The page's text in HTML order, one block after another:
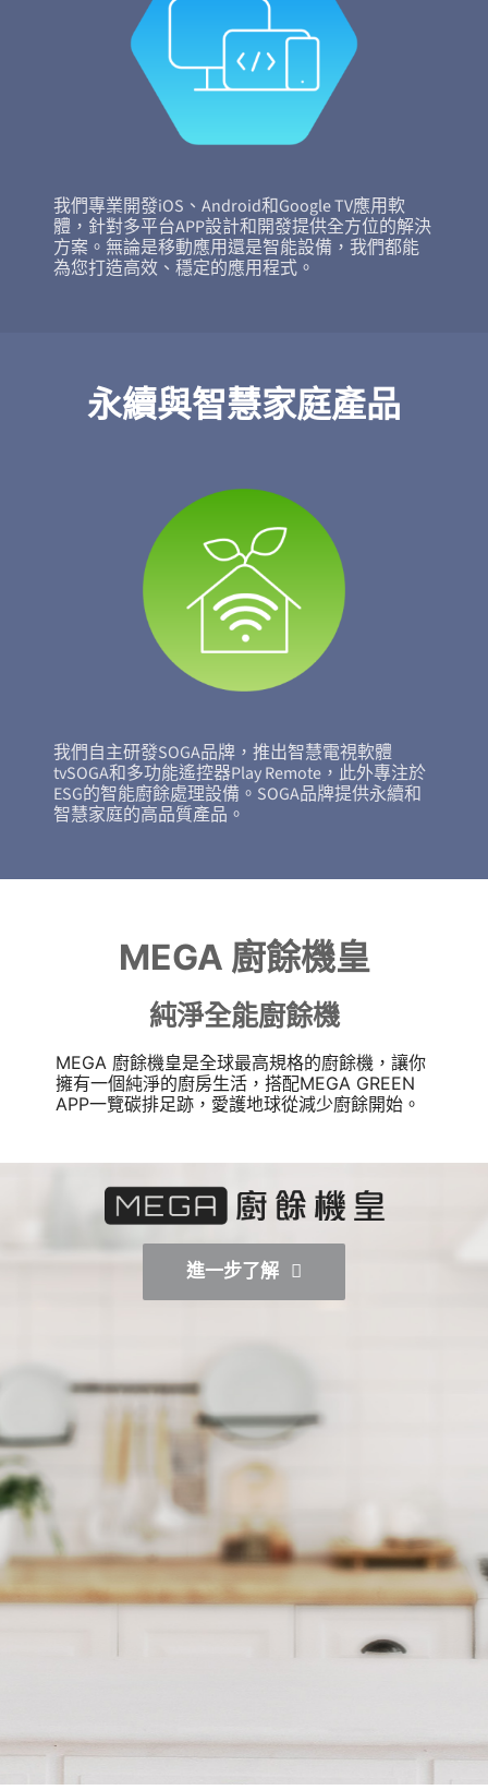
我們專業開發iOS、Android和Google TV應用軟
體，針對多平台APP設計和開發提供全方位的解決
方案。無論是移動應用還是智能設備，我們都能
為您打造高效、穩定的應用程式。
永續與智慧家庭產品
我們自主研發SOGA品牌，推出智慧電視軟體
tvSOGA和多功能遙控器Play Remote，此外專注於
ESG的智能廚餘處理設備。SOGA品牌提供永續和
智慧家庭的高品質產品。
MEGA 廚餘機皇
純淨全能廚餘機
MEGA 廚餘機皇是全球最高規格的廚餘機，讓你
擁有一個純淨的廚房生活，搭配MEGA GREEN
APP一覽碳排足跡，愛護地球從減少廚餘開始。
進一步了解